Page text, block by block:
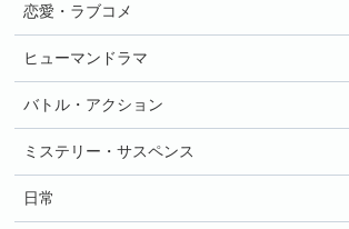
恋愛・ラブコメ
ヒューマンドラマ
バトル・アクション
ミステリー・サスペンス
日常